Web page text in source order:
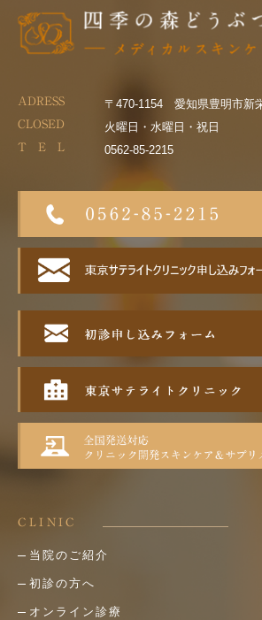
ADRESS 〒470-1154 愛知県豊明市新
CLOSED 火曜日・水曜日・祝日
T E L 0562-85-2215
CLINIC
当院のご紹介
初診の方へ
オンライン診療